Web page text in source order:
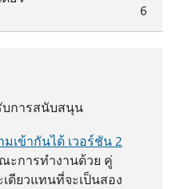
6
บการสนับสนุน
มเข้ากันได้ เวอร์ชัน 2
ณะการทํางานด้วย คู่
ดียวแทนที่จะเป็นสอง